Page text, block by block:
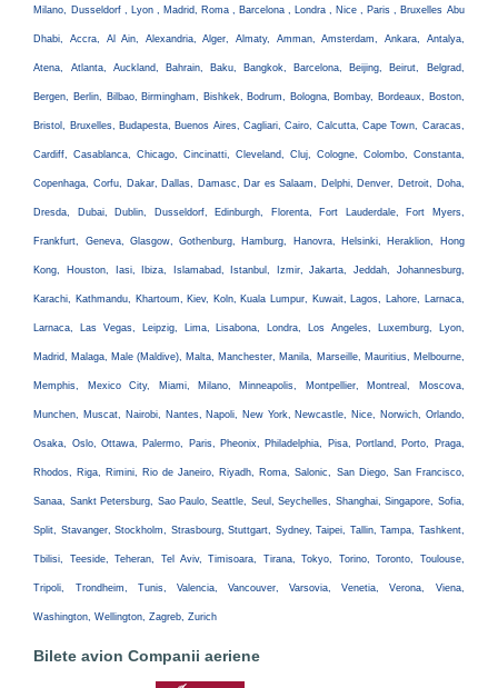
Milano, Dusseldorf , Lyon , Madrid, Roma , Barcelona , Londra , Nice , Paris , Bruxelles Abu
Dhabi, Accra, Al Ain, Alexandria, Alger, Almaty, Amman, Amsterdam, Ankara, Antalya,
Atena, Atlanta, Auckland, Bahrain, Baku, Bangkok, Barcelona, Beijing, Beirut, Belgrad,
Bergen, Berlin, Bilbao, Birmingham, Bishkek, Bodrum, Bologna, Bombay, Bordeaux, Boston,
Bristol, Bruxelles, Budapesta, Buenos Aires, Cagliari, Cairo, Calcutta, Cape Town, Caracas,
Cardiff, Casablanca, Chicago, Cincinatti, Cleveland, Cluj, Cologne, Colombo, Constanta,
Copenhaga, Corfu, Dakar, Dallas, Damasc, Dar es Salaam, Delphi, Denver, Detroit, Doha,
Dresda, Dubai, Dublin, Dusseldorf, Edinburgh, Florenta, Fort Lauderdale, Fort Myers,
Frankfurt, Geneva, Glasgow, Gothenburg, Hamburg, Hanovra, Helsinki, Heraklion, Hong
Kong, Houston, Iasi, Ibiza, Islamabad, Istanbul, Izmir, Jakarta, Jeddah, Johannesburg,
Karachi, Kathmandu, Khartoum, Kiev, Koln, Kuala Lumpur, Kuwait, Lagos, Lahore, Larnaca,
Larnaca, Las Vegas, Leipzig, Lima, Lisabona, Londra, Los Angeles, Luxemburg, Lyon,
Madrid, Malaga, Male (Maldive), Malta, Manchester, Manila, Marseille, Mauritius, Melbourne,
Memphis, Mexico City, Miami, Milano, Minneapolis, Montpellier, Montreal, Moscova,
Munchen, Muscat, Nairobi, Nantes, Napoli, New York, Newcastle, Nice, Norwich, Orlando,
Osaka, Oslo, Ottawa, Palermo, Paris, Pheonix, Philadelphia, Pisa, Portland, Porto, Praga,
Rhodos, Riga, Rimini, Rio de Janeiro, Riyadh, Roma, Salonic, San Diego, San Francisco,
Sanaa, Sankt Petersburg, Sao Paulo, Seattle, Seul, Seychelles, Shanghai, Singapore, Sofia,
Split, Stavanger, Stockholm, Strasbourg, Stuttgart, Sydney, Taipei, Tallin, Tampa, Tashkent,
Tbilisi, Teeside, Teheran, Tel Aviv, Timisoara, Tirana, Tokyo, Torino, Toronto, Toulouse,
Tripoli, Trondheim, Tunis, Valencia, Vancouver, Varsovia, Venetia, Verona, Viena,
Washington, Wellington, Zagreb, Zurich
Bilete avion Companii aeriene